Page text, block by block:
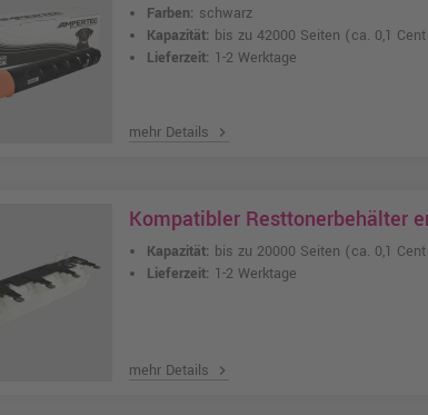
Farben: schwarz
Kapazität: bis zu 42000 Seiten (ca. 0,1
Lieferzeit: 1-2 Werktage
mehr Details chevron_right
Kompatibler Resttonerbehälter
Kapazität: bis zu 20000 Seiten (ca. 0,1
Lieferzeit: 1-2 Werktage
mehr Details chevron_right